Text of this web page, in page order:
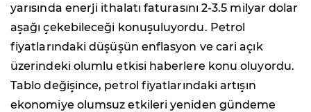
yarısında enerji ithalatı faturasını 2-3.5 milyar dolar
aşağı çekebileceği konuşuluyordu. Petrol
fiyatlarındaki düşüşün enflasyon ve cari açık
üzerindeki olumlu etkisi haberlere konu oluyordu.
Tablo değişince, petrol fiyatlarındaki artışın
ekonomiye olumsuz etkileri yeniden gündeme